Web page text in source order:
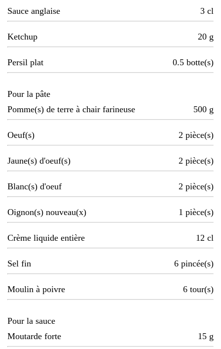
Sauce anglaise 3 cl
Ketchup 20 g
Persil plat 0.5 botte(s)
Pour la pâte
Pomme(s) de terre à chair farineuse
500 g
Oeuf(s) 2 pièce(s)
Jaune(s) d'oeuf(s) 2 pièce(s)
Blanc(s) d'oeuf 2 pièce(s)
Oignon(s) nouveau(x) 1 pièce(s)
Crème liquide entière 12 cl
Sel fin 6 pincée(s)
Moulin à poivre 6 tour(s)
Pour la sauce
Moutarde forte
15 g